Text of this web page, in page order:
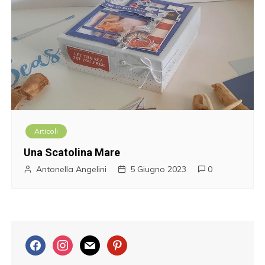
Articoli
Una Scatolina Mare
Antonella Angelini 5 Giugno 2023 0
f
a
i
n
m
a
p